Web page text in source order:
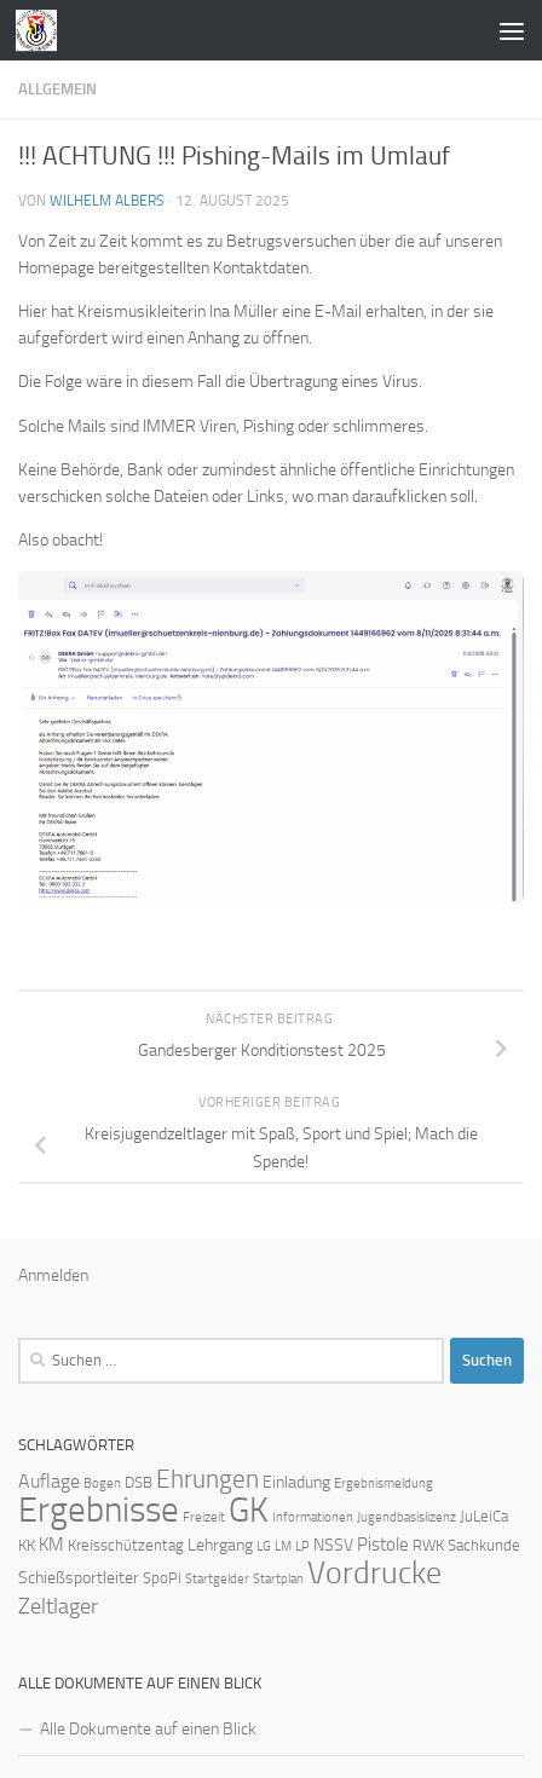
Zum Inhalt springen
ALLGEMEIN
!!! ACHTUNG !!! Pishing-Mails im Umlauf
VON WILHELM ALBERS · 12. AUGUST 2025
Von Zeit zu Zeit kommt es zu Betrugsversuchen über die auf unseren
Homepage bereitgestellten Kontaktdaten.
Hier hat Kreismusikleiterin Ina Müller eine E-Mail erhalten, in der sie
aufgefordert wird einen Anhang zu öffnen.
Die Folge wäre in diesem Fall die Übertragung eines Virus.
Solche Mails sind IMMER Viren, Pishing oder schlimmeres.
Keine Behörde, Bank oder zumindest ähnliche öffentliche Einrichtungen
verschicken solche Dateien oder Links, wo man daraufklicken soll.
Also obacht!
NÄCHSTER BEITRAG
Gandesberger Konditionstest 2025
VORHERIGER BEITRAG
Kreisjugendzeltlager mit Spaß, Sport und Spiel; Mach die
Spende!
Anmelden
Suchen
SCHLAGWÖRTER
Auflage Bogen DSB Ehrungen Einladung Ergebnismeldung
Ergebnisse Freizeit GK Informationen Jugendbasislizenz JuLeiCa
KK KM Kreisschützentag Lehrgang LG LM LP NSSV Pistole RWK Sachkunde
Schießsportleiter SpoPi Startgelder Startplan Vordrucke
Zeltlager
ALLE DOKUMENTE AUF EINEN BLICK
Alle Dokumente auf einen Blick